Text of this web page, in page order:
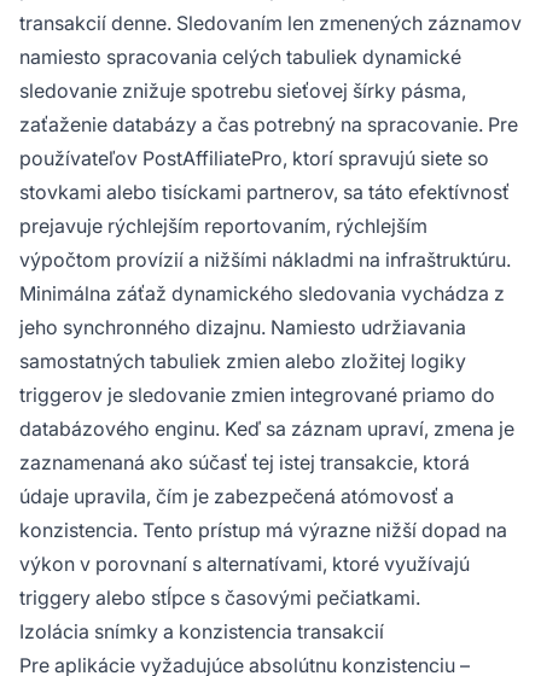
transakcií denne. Sledovaním len zmenených záznamov
namiesto spracovania celých tabuliek dynamické
sledovanie znižuje spotrebu sieťovej šírky pásma,
zaťaženie databázy a čas potrebný na spracovanie. Pre
používateľov PostAffiliatePro, ktorí spravujú siete so
stovkami alebo tisíckami partnerov, sa táto efektívnosť
prejavuje rýchlejším reportovaním, rýchlejším
výpočtom provízií a nižšími nákladmi na infraštruktúru.
Minimálna záťaž dynamického sledovania vychádza z
jeho synchronného dizajnu. Namiesto udržiavania
samostatných tabuliek zmien alebo zložitej logiky
triggerov je sledovanie zmien integrované priamo do
databázového enginu. Keď sa záznam upraví, zmena je
zaznamenaná ako súčasť tej istej transakcie, ktorá
údaje upravila, čím je zabezpečená atómovosť a
konzistencia. Tento prístup má výrazne nižší dopad na
výkon v porovnaní s alternatívami, ktoré využívajú
triggery alebo stĺpce s časovými pečiatkami.
Izolácia snímky a konzistencia transakcií
Pre aplikácie vyžadujúce absolútnu konzistenciu –